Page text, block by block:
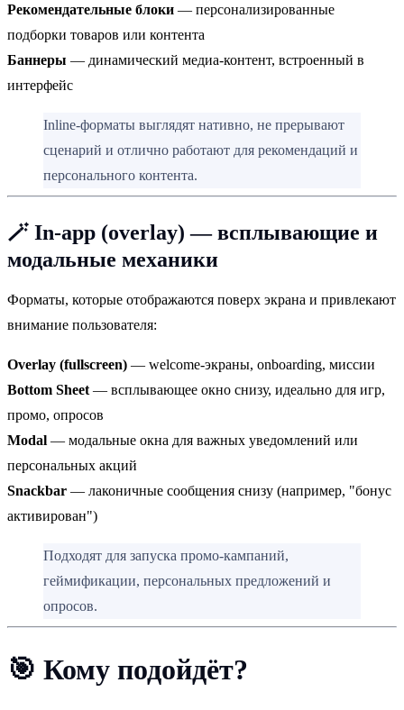
Рекомендательные блоки — персонализированные
подборки товаров или контента
Баннеры — динамический медиа-контент, встроенный в
интерфейс
Inline-форматы выглядят нативно, не прерывают
сценарий и отлично работают для рекомендаций и
персонального контента.
🪄 In-app (overlay) — всплывающие и
модальные механики
Форматы, которые отображаются поверх экрана и привлекают
внимание пользователя:
Overlay (fullscreen) — welcome-экраны, onboarding, миссии
Bottom Sheet — всплывающее окно снизу, идеально для игр,
промо, опросов
Modal — модальные окна для важных уведомлений или
персональных акций
Snackbar — лаконичные сообщения снизу (например, "бонус
активирован")
Подходят для запуска промо-кампаний,
геймификации, персональных предложений и
опросов.
🎯 Кому подойдёт?